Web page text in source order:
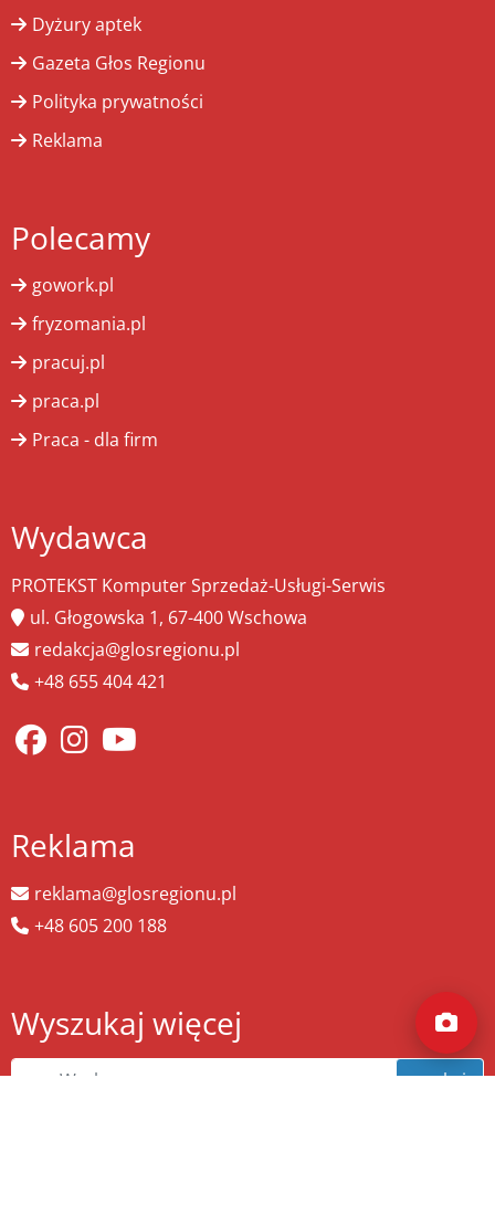
Dyżury aptek
Gazeta Głos Regionu
Polityka prywatności
Reklama
Polecamy
gowork.pl
fryzomania.pl
pracuj.pl
praca.pl
Praca - dla firm
Wydawca
PROTEKST Komputer Sprzedaż-Usługi-Serwis
ul. Głogowska 1, 67-400 Wschowa
redakcja@glosregionu.pl
+48 655 404 421
Reklama
reklama@glosregionu.pl
+48 605 200 188
Wyszukaj więcej
szukaj